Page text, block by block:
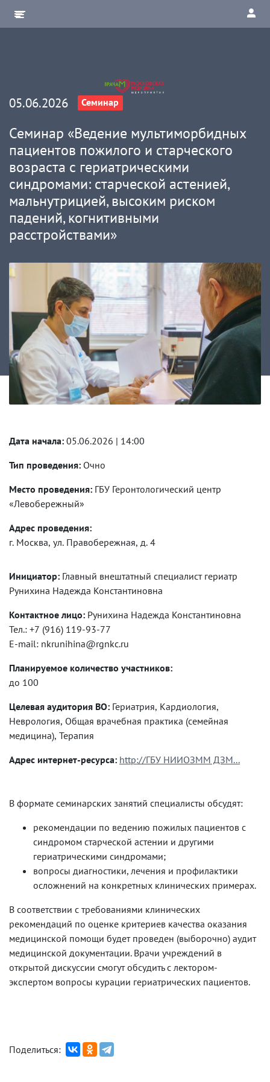
05.06.2026 Семинар
Семинар «Ведение мультиморбидных
пациентов пожилого и старческого
возраста с гериатрическими
синдромами: старческой астенией,
мальнутрицией, высоким риском
падений, когнитивными
расстройствами»
Дата начала:
05.06.2026 | 14:00
Тип проведения: Очно
Место проведения: ГБУ Геронтологический центр
«Левобережный»
Адрес проведения:
г. Москва, ул. Правобережная, д. 4
Инициатор:
Рунихина Надежда Константиновна
Контактное лицо:
Рунихина Надежда Константиновна
Тел.: +7 (916) 119-93-77
E-mail: nkrunihina@rgnkc.ru
Планируемое количество участников:
до 100
Целевая аудитория ВО:
Неврология, Общая врачебная практика (семейная
медицина), Терапия
Адрес интернет-ресурса: http://ГБУ НИИОЗММ ДЗМ...
В формате семинарских занятий специалисты обсудят:
рекомендации по ведению пожилых пациентов с
синдромом старческой астении и другими
гериатрическими синдромами;
вопросы диагностики, лечения и профилактики
осложнений на конкретных клинических примерах.
В соответствии с требованиями клинических
рекомендаций по оценке критериев качества оказания
медицинской помощи будет проведен (выборочно) аудит
медицинской документации. Врачи учреждений в
открытой дискуссии смогут обсудить с лектором-
экспертом вопросы курации гериатрических пациентов.
Поделиться: